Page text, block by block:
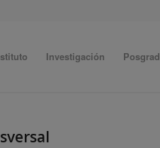
Investigación